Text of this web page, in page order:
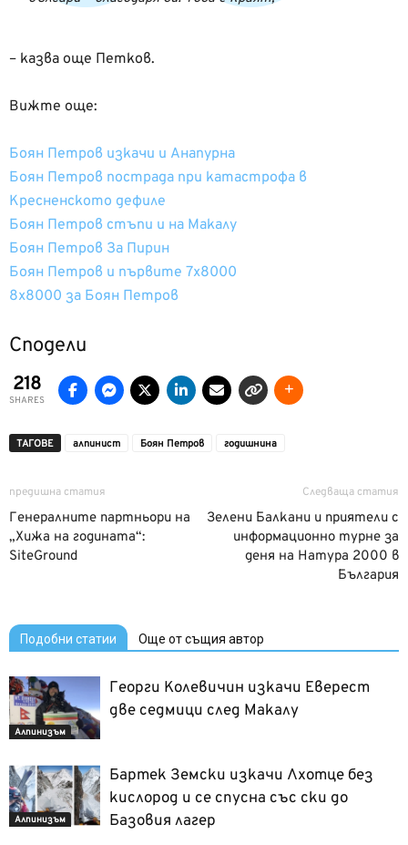
– казва още Петков.
Вижте още:
Боян Петров изкачи и Анапурна
Боян Петров пострада при катастрофа в
Кресненското дефиле
Боян Петров стъпи и на Макалу
Боян Петров За Пирин
Боян Петров и първите 7х8000
8х8000 за Боян Петров
Сподели
218
SHARES
ТАГОВЕ алпинист Боян Петров годишнина
предишна статия
Генералните партньори на
„Хижа на годината“:
SiteGround
Следваща статия
Зелени Балкани и приятели с
информационно турне за
деня на Натура 2000 в
България
Подобни статии Още от същия автор
Алпинизъм
Георги Колевичин изкачи Еверест
две седмици след Макалу
Алпинизъм
Бартек Земски изкачи Лхотце без
кислород и се спусна със ски до
Базовия лагер